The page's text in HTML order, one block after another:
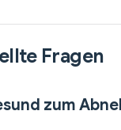
Fragen
zum